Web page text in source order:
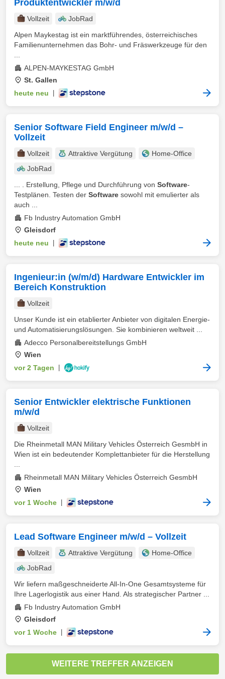
Produktentwickler m/w/d
Vollzeit
JobRad
Alpen Maykestag ist ein marktführendes, österreichisches
Familienunternehmen das Bohr- und Fräswerkzeuge für den
ALPEN-MAYKESTAG GmbH
St. Gallen
heute neu
Senior Software Field Engineer m/w/d –
Vollzeit
Vollzeit Attraktive Vergütung
Home-Office
JobRad
... . Erstellung, Pflege und Durchführung von Software-
Testplänen. Testen der Software sowohl mit emulierter als
auch ...
Fb Industry Automation GmbH
Gleisdorf
heute neu
Ingenieur:in (w/m/d) Hardware Entwickler im
Bereich Konstruktion
Vollzeit
Unser Kunde ist ein etablierter Anbieter von digitalen Energie-
und Automatisierungslösungen. Sie kombinieren weltweit ...
Adecco Personalbereitstellungs GmbH
Wien
vor 2 Tagen
Senior Entwickler elektrische Funktionen
m/w/d
Vollzeit
Die Rheinmetall MAN Military Vehicles Österreich GesmbH in
Wien ist ein bedeutender Komplettanbieter für die Herstellung
Rheinmetall MAN Military Vehicles Österreich GesmbH
Wien
vor 1 Woche
Lead Software Engineer m/w/d – Vollzeit
Vollzeit Attraktive Vergütung
Home-Office
JobRad
Wir liefern maßgeschneiderte All-In-One Gesamtsysteme für
Ihre Lagerlogistik aus einer Hand. Als strategischer Partner ...
Fb Industry Automation GmbH
Gleisdorf
vor 1 Woche
WEITERE TREFFER ANZEIGEN